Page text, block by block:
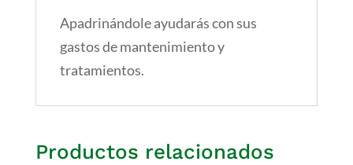
Apadrinándole ayudarás con sus
gastos de mantenimiento y
tratamientos.
Productos relacionados